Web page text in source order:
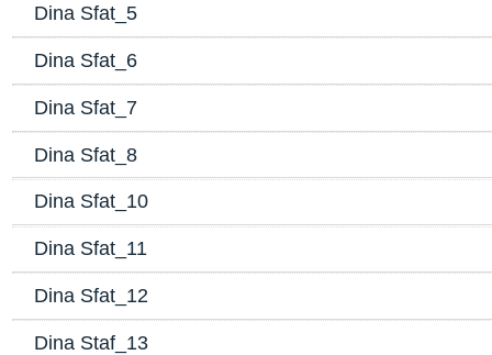
Dina Sfat_5
Dina Sfat_6
Dina Sfat_7
Dina Sfat_8
Dina Sfat_10
Dina Sfat_11
Dina Sfat_12
Dina Staf_13